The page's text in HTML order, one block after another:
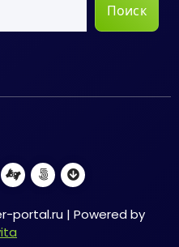
Поиск
portal.ru | Powered by